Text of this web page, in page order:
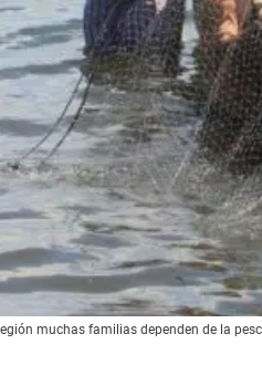
muchas familias dependen de la